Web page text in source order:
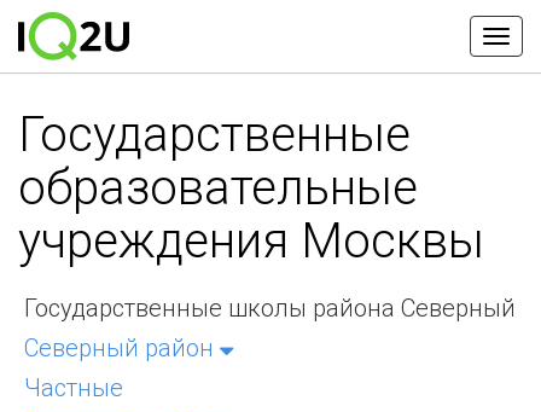
Государственные
образовательные
учреждения Москвы
Государственные школы района Северный
Северный район
Частные